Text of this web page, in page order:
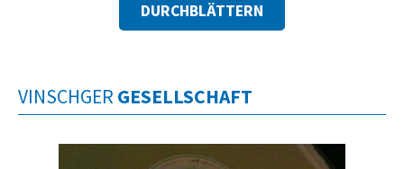
DURCHBLÄTTERN
VINSCHGER GESELLSCHAFT